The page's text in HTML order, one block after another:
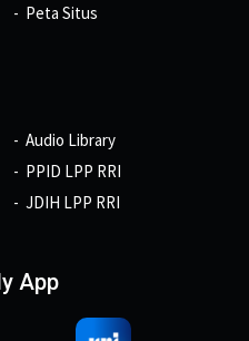
Peta Situs
Audio Library
PPID LPP RRI
JDIH LPP RRI
App